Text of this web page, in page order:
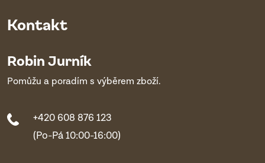
Kontakt
Robin Jurník
Pomůžu a poradím s výběrem zboží.
+420 608 876 123
(Po-Pá 10:00-16:00)